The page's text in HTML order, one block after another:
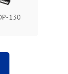
130